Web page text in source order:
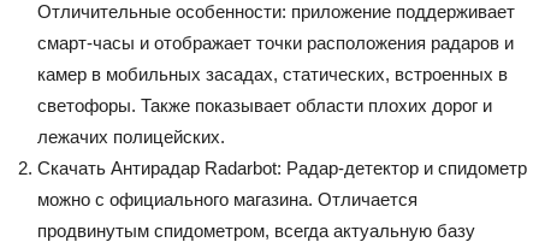
Отличительные особенности: приложение поддерживает
смарт-часы и отображает точки расположения радаров и
камер в мобильных засадах, статических, встроенных в
светофоры. Также показывает области плохих дорог и
лежачих полицейских.
Скачать Антирадар Radarbot: Радар-детектор и спидометр
можно с официального магазина. Отличается
продвинутым спидометром, всегда актуальную базу